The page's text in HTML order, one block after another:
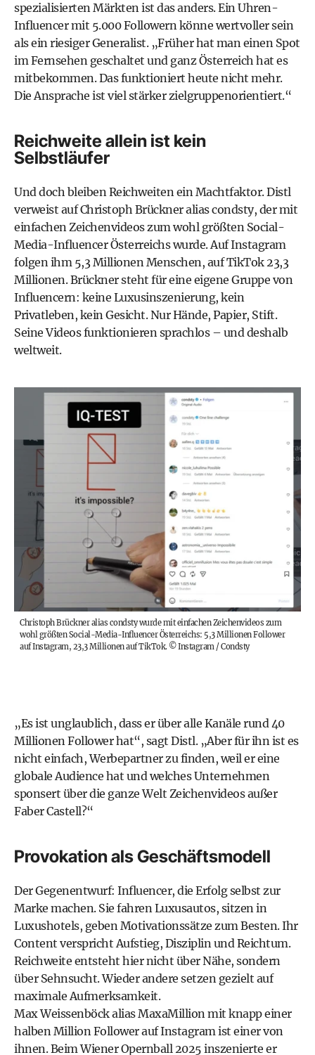
spezialisierten Märkten ist das anders. Ein Uhren-
Influencer mit 5.000 Followern könne wertvoller sein
als ein riesiger Generalist. „Früher hat man einen Spot
im Fernsehen geschaltet und ganz Österreich hat es
mitbekommen. Das funktioniert heute nicht mehr.
Die Ansprache ist viel stärker zielgruppenorientiert.“
Reichweite allein ist kein
Selbstläufer
Und doch bleiben Reichweiten ein Machtfaktor. Distl
verweist auf Christoph Brückner alias condsty, der mit
einfachen Zeichenvideos zum wohl größten Social-
Media-Influencer Österreichs wurde. Auf Instagram
folgen ihm 5,3 Millionen Menschen, auf TikTok 23,3
Millionen. Brückner steht für eine eigene Gruppe von
Influencern: keine Luxus­inszenierung, kein
Privatleben, kein Gesicht. Nur Hände, Papier, Stift.
Seine Videos funktionieren sprachlos – und deshalb
weltweit.
Christoph Brückner alias condsty wurde mit einfachen Zeichenvideos zum
wohl größten Social-Media-Influencer Österreichs: 5,3 Millionen Follower
auf Instagram, 23,3 Millionen auf TikTok. ©Instagram / Condsty
„Es ist unglaublich, dass er über alle Kanäle rund 40
Millionen Follower hat“, sagt Distl. „Aber für ihn ist es
nicht einfach, Werbepartner zu finden, weil er eine
globale Audience hat und welches Unternehmen
sponsert über die ganze Welt Zeichenvideos außer
Faber Castell?“
Provokation als Geschäftsmodell
Der Gegenentwurf: Influencer, die Erfolg selbst zur
Marke machen. Sie fahren Luxusautos, sitzen in
Luxushotels, geben Motivationssätze zum Besten. Ihr
Content verspricht Aufstieg, Disziplin und Reichtum.
Reichweite entsteht hier nicht über Nähe, sondern
über Sehnsucht. Wieder andere setzen gezielt auf
maximale Aufmerksamkeit.
Max Weissenböck alias MaxaMillion mit knapp einer
halben Million Follower auf Instagram ist einer von
ihnen. Beim Wiener Opernball 2025 inszenierte er